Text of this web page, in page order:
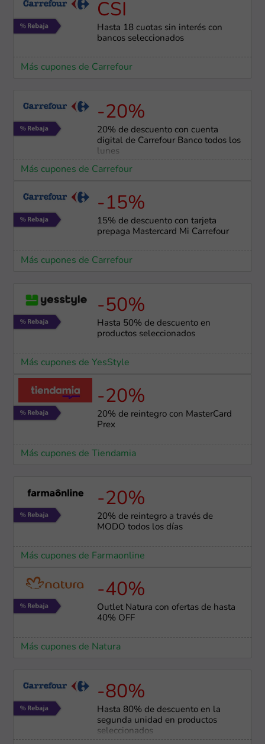
CSI
Hasta 18 cuotas sin interés con
bancos seleccionados
Más cupones de Carrefour
-20%
20% de descuento con cuenta
digital de Carrefour Banco todos los
lunes
Más cupones de Carrefour
-15%
15% de descuento con tarjeta
prepaga Mastercard Mi Carrefour
Más cupones de Carrefour
-50%
Hasta 50% de descuento en
productos seleccionados
Más cupones de YesStyle
-20%
20% de reintegro con MasterCard
Prex
Más cupones de Tiendamia
-20%
20% de reintegro a través de
MODO todos los días
Más cupones de Farmaonline
-40%
Outlet Natura con ofertas de hasta
40% OFF
Más cupones de Natura
-80%
Hasta 80% de descuento en la
segunda unidad en productos
seleccionados